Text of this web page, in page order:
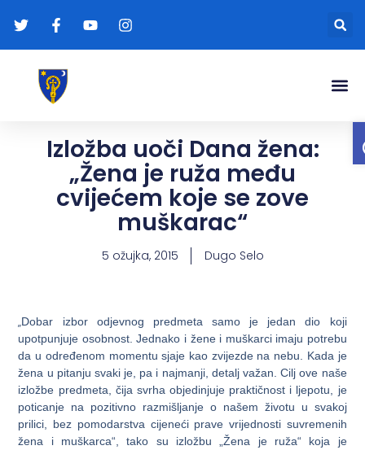
Izložba uoči Dana žena:
„Žena je ruža među
cvijećem koje se zove
muškarac“
5 ožujka, 2015 Dugo Selo
„Dobar izbor odjevnog predmeta samo je jedan dio koji
upotpunjuje osobnost. Jednako i žene i muškarci imaju potrebu
da u određenom momentu sjaje kao zvijezde na nebu. Kada je
žena u pitanju svaki je, pa i najmanji, detalj važan. Cilj ove naše
izložbe predmeta, čija svrha objedinjuje praktičnost i ljepotu, je
poticanje na pozitivno razmišljanje o našem životu u svakoj
prilici, bez pomodarstva cijeneći prave vrijednosti suvremenih
žena i muškarca“, tako su izložbu „Žena je ruža“ koja je